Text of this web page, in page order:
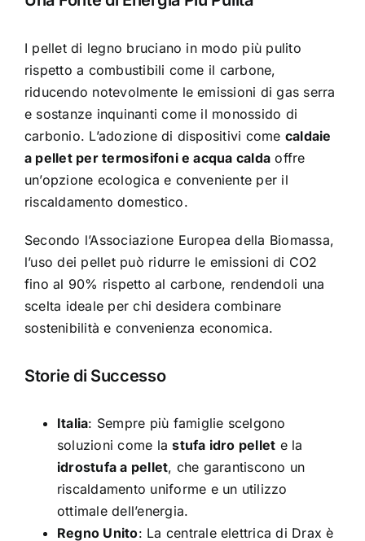
I pellet di legno bruciano in modo più pulito
rispetto a combustibili come il carbone,
riducendo notevolmente le emissioni di gas serra
e sostanze inquinanti come il monossido di
carbonio. L’adozione di dispositivi come caldaie
a pellet per termosifoni e acqua calda offre
un’opzione ecologica e conveniente per il
riscaldamento domestico.
Secondo l’Associazione Europea della Biomassa,
l’uso dei pellet può ridurre le emissioni di CO2
fino al 90% rispetto al carbone, rendendoli una
scelta ideale per chi desidera combinare
sostenibilità e convenienza economica.
Storie di Successo
Italia: Sempre più famiglie scelgono
soluzioni come lastufa idro pellet e la
idrostufa a pellet, che garantiscono un
riscaldamento uniforme e un utilizzo
ottimale dell’energia.
Regno Unito: La centrale elettrica di Drax è